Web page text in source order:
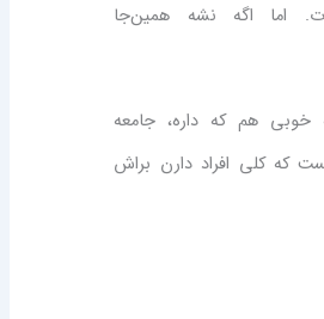
اما اگه نشه همین‌جا
خوبی هم که داره، جامعه
که کلی افراد دارن براش